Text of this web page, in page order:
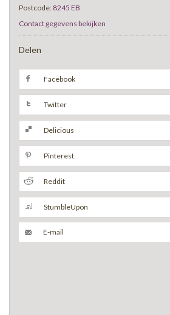
Postcode: 8245 EB
Contact gegevens bekijken
Delen
Facebook
Twitter
Delicious
Pinterest
Reddit
StumbleUpon
E-mail